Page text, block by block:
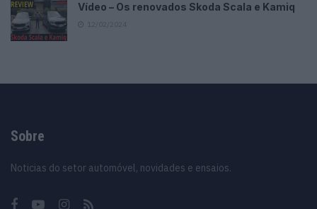
Vídeo – Os renovados Skoda Scala e Kamiq
Sobre
Noticias do setor automóvel, novidades e ensaios.